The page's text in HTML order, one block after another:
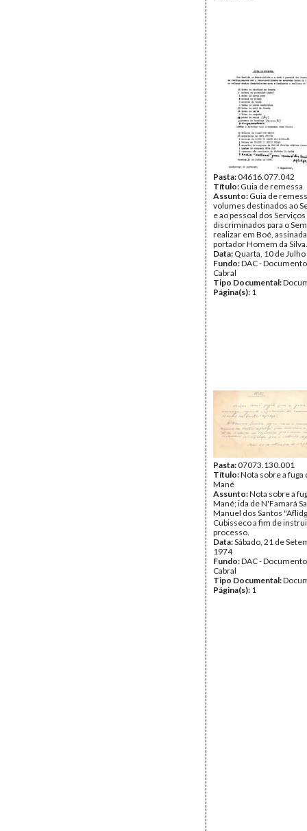
Pasta:04616.077.042
Título: Guia de remessa
Assunto: Guia de
volumes destinados ao
e ao pessoal dos
discriminados para o
realizar em Boé,
portador Homem da Silva.
Data: Quarta, 10 de
Fundo:DAC -
Cabral
Tipo Documental:
Página(s): 1
Pasta:07073.130.001
Título:Nota sobre a fuga
Mané
Assunto:Nota sobre a
Mané; ida de N'Famará
Manuel dos Santos
Cubisseco a fim de
processo.
Data:Sábado, 21 de
1974
Fundo:DAC -
Cabral
Tipo Documental:
Página(s): 1